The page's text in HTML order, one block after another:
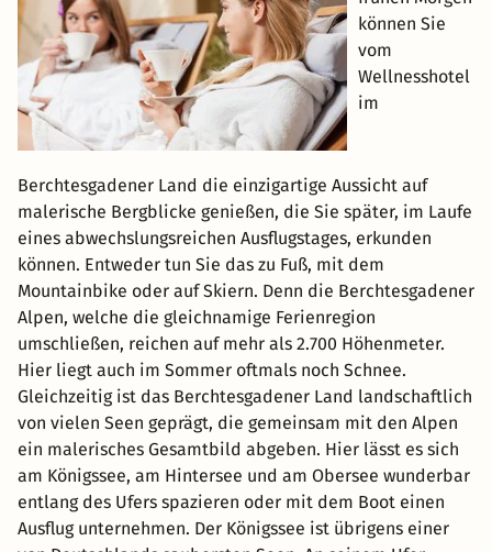
können Sie
vom
Wellnesshotel
im
Berchtesgadener Land die einzigartige Aussicht auf
malerische Bergblicke genießen, die Sie später, im Laufe
eines abwechslungsreichen Ausflugstages, erkunden
können. Entweder tun Sie das zu Fuß, mit dem
Mountainbike oder auf Skiern. Denn die Berchtesgadener
Alpen, welche die gleichnamige Ferienregion
umschließen, reichen auf mehr als 2.700 Höhenmeter.
Hier liegt auch im Sommer oftmals noch Schnee.
Gleichzeitig ist das Berchtesgadener Land landschaftlich
von vielen Seen geprägt, die gemeinsam mit den Alpen
ein malerisches Gesamtbild abgeben. Hier lässt es sich
am Königssee, am Hintersee und am Obersee wunderbar
entlang des Ufers spazieren oder mit dem Boot einen
Ausflug unternehmen. Der Königssee ist übrigens einer